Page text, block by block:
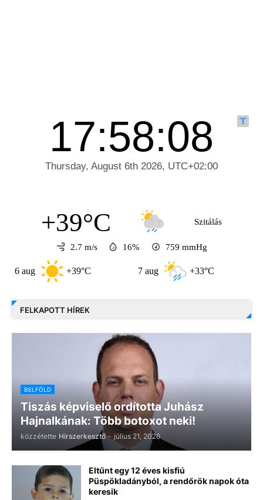
+39°C Szitálás
2.7 m/s 16% 759 mmHg
+39°C +33°C
FELKAPOTT HÍREK
BELFÖLD
Tiszás képviselő ordította Juhász
Hajnalkának: Több botoxot neki!
közzétette Hírszerkesztő - július 21, 2026
Eltűnt egy 12 éves kisfiú
Püspökladányból, a rendőrök napok óta
keresik